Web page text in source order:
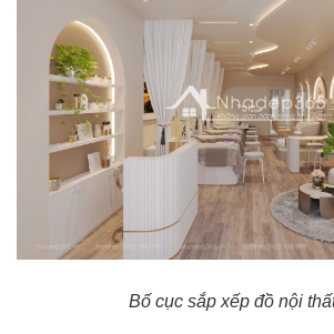
Bố cục sắp xếp đồ nội